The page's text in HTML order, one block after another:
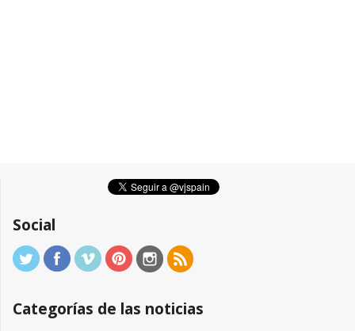
Social
Categorías de las noticias